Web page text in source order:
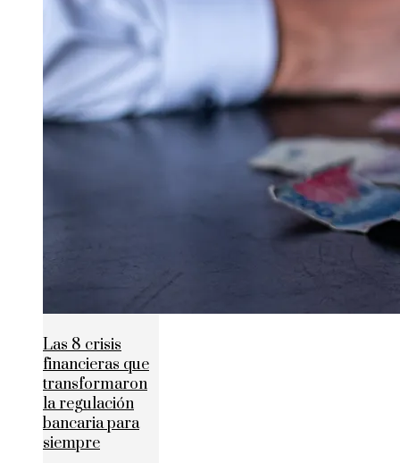
Las 8 crisis
financieras que
transformaron
la regulación
bancaria para
siempre